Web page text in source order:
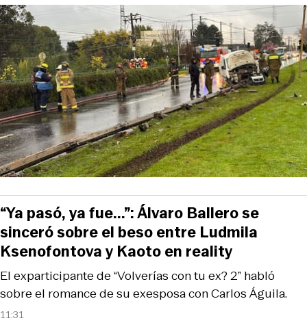
11:31
El exparticipante de “Volverías con tu ex? 2” habló
sobre el romance de su exesposa con Carlos Águila.
“Ya pasó, ya fue...”: Álvaro Ballero se
sinceró sobre el beso entre Ludmila
Ksenofontova y Kaoto en reality